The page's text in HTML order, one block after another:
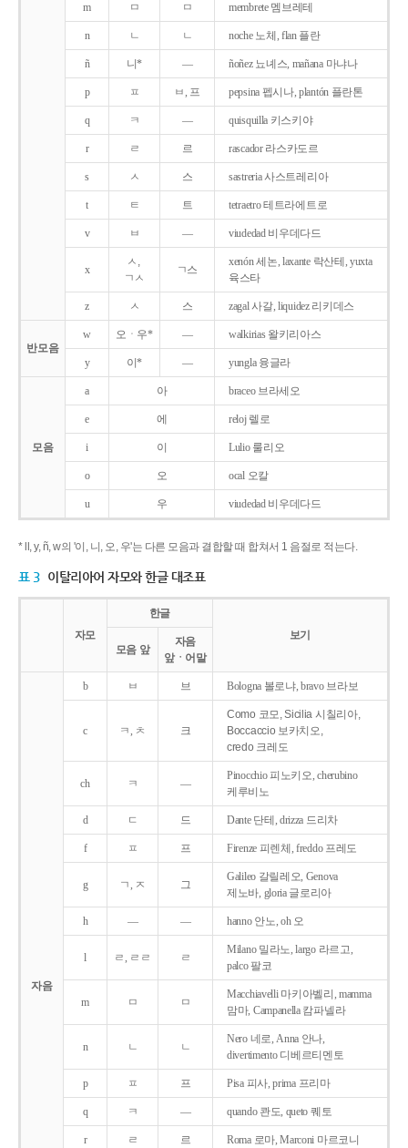
m ㅁ ㅁ membrete 멤브레테
n ㄴ ㄴ noche 노체, flan 플란
ñ 니* ― ñoñez 뇨녜스, mañana 마냐나
p ㅍ ㅂ, 프 pepsina 펩시나, plantón 플란톤
q ㅋ ― quisquilla 키스키야
r ㄹ 르 rascador 라스카도르
s ㅅ 스 sastreria 사스트레리아
t ㅌ 트 tetraetro 테트라에트로
v ㅂ ― viudedad 비우데다드
x
ㅅ,
ㄱㅅ
ㄱ스
xenón 세논, laxante 락산테, yuxta
육스타
z ㅅ 스 zagal 사갈, liquidez 리키데스
반모음
w 오ㆍ우* ― walkirias 왈키리아스
y 이* ― yungla 융글라
모음
a 아 braceo 브라세오
e 에 reloj 렐로
i 이 Lulio 룰리오
o 오 ocal 오칼
u 우 viudedad 비우데다드
* ll, y, ñ, w의 '이, 니, 오, 우'는 다른 모음과 결합할 때 합쳐서 1 음절로 적는다.
표 3 이탈리아어 자모와 한글 대조표
자모
한글
보기
모음 앞
자음
앞ㆍ어말
자음
b ㅂ 브 Bologna 볼로냐, bravo 브라보
c ㅋ, ㅊ 크
Como 코모, Sicilia 시칠리아,
Boccaccio 보카치오,
credo 크레도
ch ㅋ ―
Pinocchio 피노키오, cherubino
케루비노
d ㄷ 드 Dante 단테, drizza 드리차
f ㅍ 프 Firenze 피렌체, freddo 프레도
g ㄱ, ㅈ 그
Galileo 갈릴레오, Genova
제노바, gloria 글로리아
h ― ― hanno 안노, oh 오
l ㄹ, ㄹㄹ ㄹ
Milano 밀라노, largo 라르고,
palco 팔코
m ㅁ ㅁ
Macchiavelli 마키아벨리, mamma
맘마, Campanella 캄파넬라
n ㄴ ㄴ
Nero 네로, Anna 안나,
divertimento 디베르티멘토
p ㅍ 프 Pisa 피사, prima 프리마
q ㅋ ― quando 콴도, queto 퀘토
r ㄹ 르 Roma 로마, Marconi 마르코니